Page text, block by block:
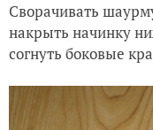
Сворачивать
накрыть начинку
согнуть боковые